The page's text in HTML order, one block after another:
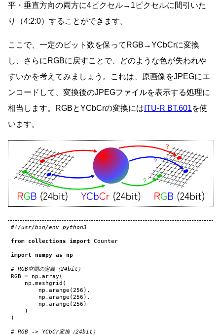
平・垂直方向の両方に4ピクセル→1ピクセルに間引いた
り（4:2:0）することができます。
ここで、一定のビット数を保ってRGB→YCbCrに変換
し、さらにRGBに戻すことで、どのような色が失われや
すいかを考えてみましょう。これは、原画像をJPEGにエ
ンコードして、変換後のJPEGファイルを表示する処理に
相当します。RGBとYCbCrの変換には ITU-R BT.601を使
います。
#!/usr/bin/env python3
from collections import Counter
import numpy as np
# RGB空間の定義（24bit）
RGB
= np . array (
np . meshgrid (
np . arange (256 ),
np . arange (256 ),
np . arange (256 )
)
)
# RGB -> YCbCr変換（24bit）